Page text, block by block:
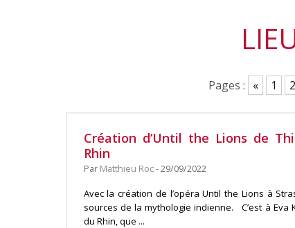
Pages : « 1 2
Création d’Until the Lions de
Rhin
Par Matthieu Roc- 29/09/2022
Avec la création de l’opéra Until the Lions à
sources de la mythologie indienne. C’est à Eva
du Rhin, que ...